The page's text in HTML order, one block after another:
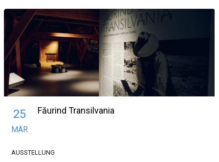
25
MÄR
Făurind Transilvania
AUSSTELLUNG